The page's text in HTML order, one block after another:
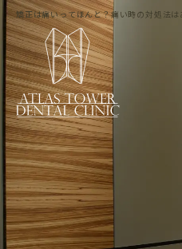
矯正は痛いってほんと？痛い時の対処法